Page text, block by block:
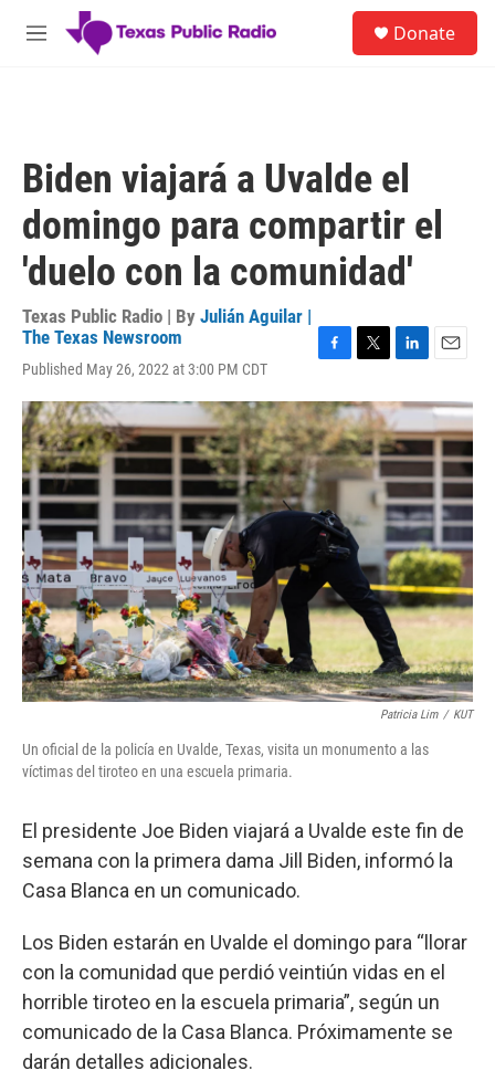
Skip to main content
M
Donate
Biden viajará a Uvalde el
domingo para compartir el
'duelo con la comunidad'
Texas Public Radio | By Julián Aguilar |
The Texas Newsroom
Published May 26, 2022 at 3:00 PM CDT
c
e
b
o
o
k
i
t
t
e
r
n
k
e
d
I
n
a
i
l
Patricia Lim / KUT
Un oficial de la policía en Uvalde, Texas, visita un monumento a las
víctimas del tiroteo en una escuela primaria.
El presidente Joe Biden viajará a Uvalde este fin de
semana con la primera dama Jill Biden, informó la
Casa Blanca en un comunicado.
Los Biden estarán en Uvalde el domingo para “llorar
con la comunidad que perdió veintiún vidas en el
horrible tiroteo en la escuela primaria”, según un
comunicado de la Casa Blanca. Próximamente se
darán detalles adicionales.